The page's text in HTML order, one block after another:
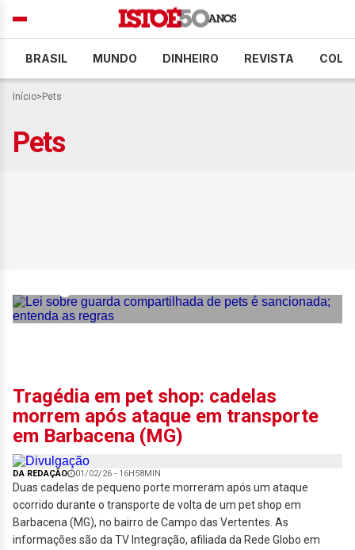
BRASIL MUNDO DINHEIRO REVISTA
Início> Pets
Pets
Tragédia em pet shop: cadelas
morrem após ataque em transporte
em Barbacena (MG)
DA REDAÇÃO 01/02/26 - 16H58MIN
Duas cadelas de pequeno porte morreram após um ataque
ocorrido durante o transporte de volta de um pet shop em
Barbacena (MG), no bairro de Campo das Vertentes. As
informações são da TV Integração, afiliada da Rede Globo em